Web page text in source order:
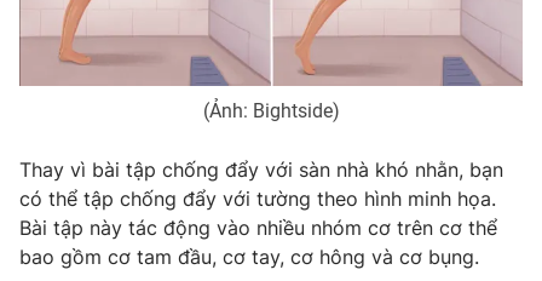
Giải sao mai
Làm đẹp
Chất lượng cuộc sống
Tuyển sinh
Học trực tuyến
Công nghệ
Hitech Công nghệ tương lai
Thị trường
Tư vấn
Giao lưu trực tuyến
Lịch phát sóng
(Ảnh: Bightside)
Thay vì bài tập chống đẩy với sàn nhà khó nhằn, bạn
có thể tập chống đẩy với tường theo hình minh họa.
Bài tập này tác động vào nhiều nhóm cơ trên cơ thể
bao gồm cơ tam đầu, cơ tay, cơ hông và cơ bụng.